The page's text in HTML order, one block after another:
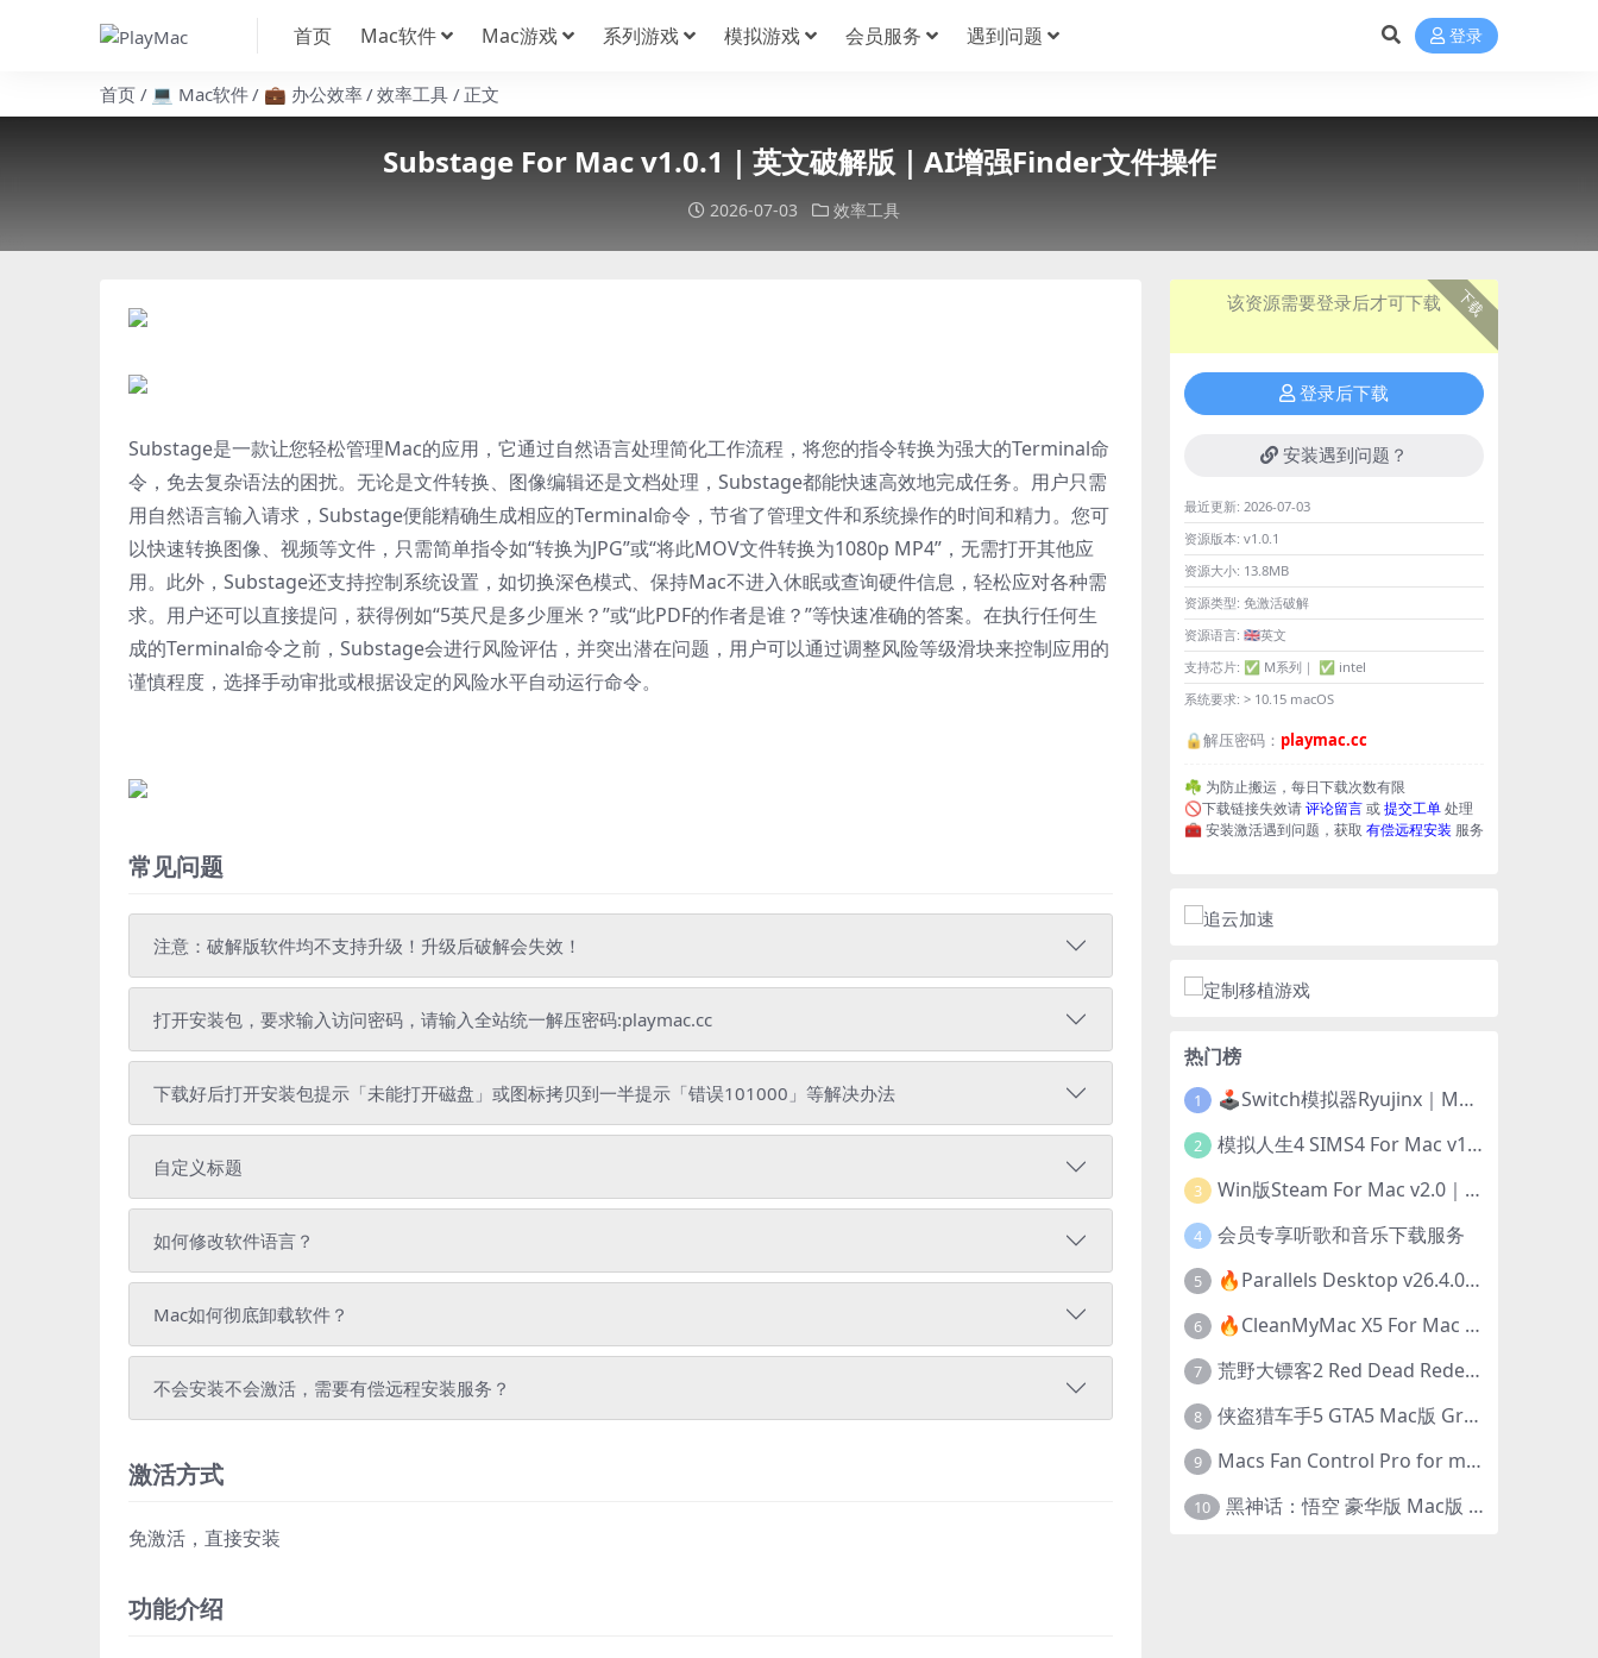
首页 Mac软件 Mac游戏 系列游戏 模拟游戏 会员服务 遇到问题 登录
首页 💻 Mac软件 💼 办公效率 效率工具 正文
Substage For Mac v1.0.1｜英文破解版｜AI增强Finder文件操作
2026-07-03 效率工具
Substage是一款让您轻松管理Mac的应用，它通过自然语言处理简化工作流程，将您的指令转换为强大的Terminal命
令，免去复杂语法的困扰。无论是文件转换、图像编辑还是文档处理，Substage都能快速高效地完成任务。用户只需
用自然语言输入请求，Substage便能精确生成相应的Terminal命令，节省了管理文件和系统操作的时间和精力。您可
以快速转换图像、视频等文件，只需简单指令如“转换为JPG”或“将此MOV文件转换为1080p MP4”，无需打开其他应
用。此外，Substage还支持控制系统设置，如切换深色模式、保持Mac不进入休眠或查询硬件信息，轻松应对各种需
求。用户还可以直接提问，获得例如“5英尺是多少厘米？”或“此PDF的作者是谁？”等快速准确的答案。在执行任何生
成的Terminal命令之前，Substage会进行风险评估，并突出潜在问题，用户可以通过调整风险等级滑块来控制应用的
谨慎程度，选择手动审批或根据设定的风险水平自动运行命令。
常见问题
注意：破解版软件均不支持升级！升级后破解会失效！
打开安装包，要求输入访问密码，请输入全站统一解压密码:playmac.cc
下载好后打开安装包提示「未能打开磁盘」或图标拷贝到一半提示「错误101000」等解决办法
自定义标题
如何修改软件语言？
Mac如何彻底卸载软件？
不会安装不会激活，需要有偿远程安装服务？
激活方式
免激活，直接安装
功能介绍
下载
该资源需要登录后才可下载
登录后下载
安装遇到问题？
最近更新: 2026-07-03
资源版本: v1.0.1
资源大小: 13.8MB
资源类型: 免激活破解
资源语言: 🇬🇧英文
支持芯片: ✅ M系列｜ ✅ intel
系统要求: > 10.15 macOS
🔒解压密码： playmac.cc
☘️ 为防止搬运，每日下载次数有限
🚫下载链接失效请评论留言或提交工单处理
🧰 安装激活遇到问题，获取 有偿远程安装 服务
热门榜
1 🕹️Switch模拟器Ryujinx｜Mac+Win版｜开发团队已解散此乃最后的绝唱版本
2 模拟人生4 SIMS4 For Mac v1.118.257.1220｜中文原生版｜无限金币｜全100DLC
3 Win版Steam For Mac v2.0｜在Mac运行Win版游戏！｜升级GPTK4.0支持！
4 会员专享听歌和音乐下载服务
5 🔥Parallels Desktop v26.4.0-57513｜免激活版｜在Mac上安装Windows/Linux等系统[赠Windows激活]
6 🔥CleanMyMac X5 For Mac v5.5.7｜免激活版｜macOS系统优化/清理神器
7 荒野大镖客2 Red Dead Redemption 2 for mac v1436.28｜中文移植版｜最好玩的开放世界游戏
8 侠盗猎车手5 GTA5 Mac版 Grand Theft Auto V For Mac｜中文破解版
9 Macs Fan Control Pro for mac v1.5.18｜中文破解版｜风扇监控与控制工具
10 黑神话：悟空 豪华版 Mac版 Black Myth: Wukong For Mac v1.0.21.23831｜国语中文移植版｜仅限终身VIP交流学习｜含Mac+Win版